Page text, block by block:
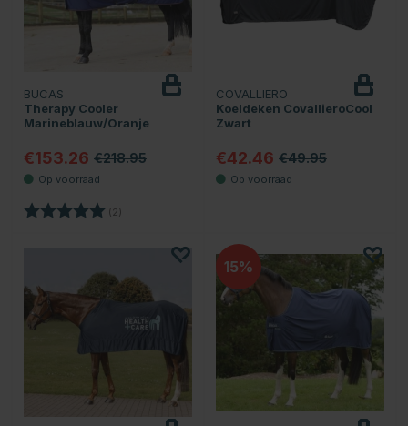
BUCAS
Therapy Cooler
Marineblauw/Oranje
€153.26 €218.95
Beoordeling: (2)
COVALLIERO
Koeldeken CovallieroCool
Zwart
€42.46 €49.95
15